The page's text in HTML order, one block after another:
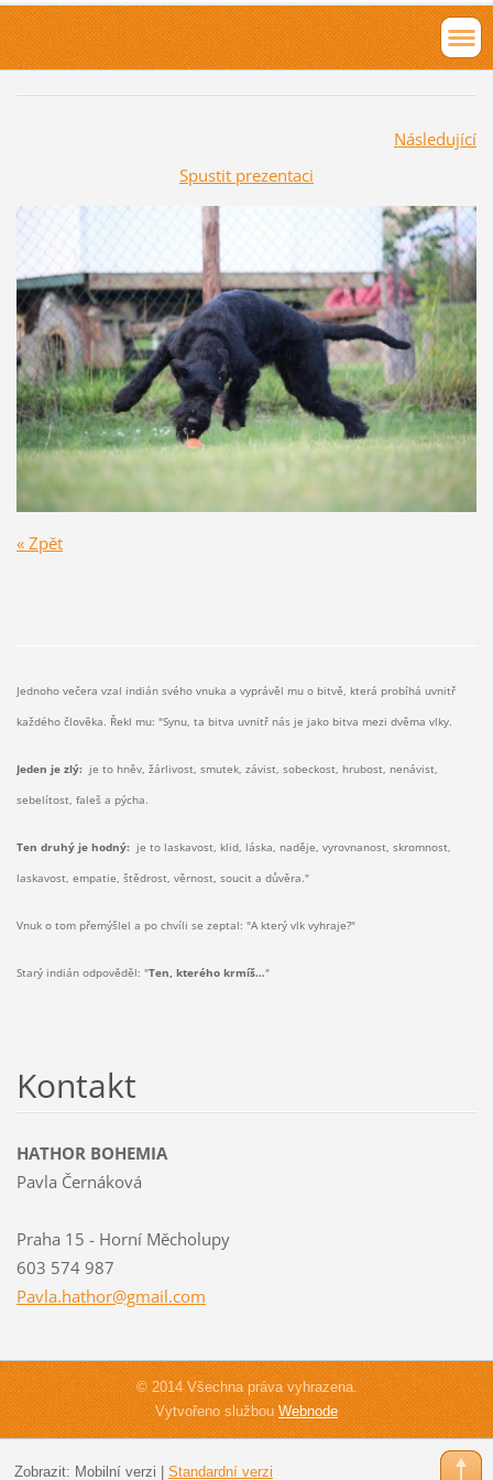
Následující
Spustit prezentaci
« Zpět
Jednoho večera vzal indián svého vnuka a vyprávěl mu o bitvě, která probíhá uvnitř
každého člověka. Řekl mu: "Synu, ta bitva uvnitř nás je jako bitva mezi dvěma vlky.
Jeden je zlý:je to hněv, žárlivost, smutek, závist, sobeckost, hrubost, nenávist,
sebelítost, faleš a pýcha.
Ten druhý je hodný: je to laskavost, klid, láska, naděje, vyrovnanost, skromnost,
laskavost, empatie, štědrost, věrnost, soucit a důvěra."
Vnuk o tom přemýšlel a po chvíli se zeptal: "A který vlk vyhraje?"
Starý indián odpověděl: "Ten, kterého krmíš…"
Kontakt
HATHOR BOHEMIA
Pavla Černáková
Praha 15 - Horní Měcholupy
603 574 987
Pavla.hathor@gmail.com
© 2014 Všechna práva vyhrazena.
Vytvořeno službouWebnode
Zobrazit: Mobilní verzi Standardní verzi